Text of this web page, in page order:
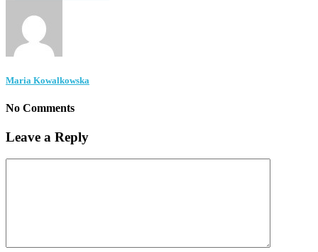
Maria Kowalkowska
No Comments
Leave a Reply